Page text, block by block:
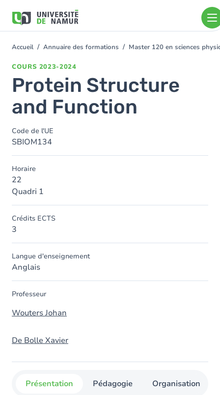
contenu
You
Accueil Annuaire des formations Master 120 en sciences
COURS 2023-2024
Protein Structure
and Function
Code de l'UE
SBIOM134
Horaire
22
Quadri 1
Crédits ECTS
3
Langue d'enseignement
Anglais
Professeur
Wouters Johan
De Bolle Xavier
Présentation Pédagogie Organisation